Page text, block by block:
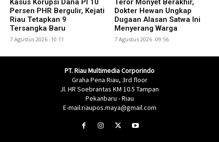
Kasus Korupsi Dana PI 10
Persen PHR Bergulir, Kejati
Riau Tetapkan 9
Tersangka Baru
7 Agustus 2026 -10:11
Teror Monyet Berakhir,
Dokter Hewan Ungkap
Dugaan Alasan Satwa Ini
Menyerang Warga
7 Agustus 2026 -09:56
PT. Riau Multimedia Corporindo
Graha Pena Riau, 3rd floor
Jl. HR Soebrantas KM 10.5 Tampan
Pekanbaru - Riau
E-mail:riaupos.maya@gmail.com